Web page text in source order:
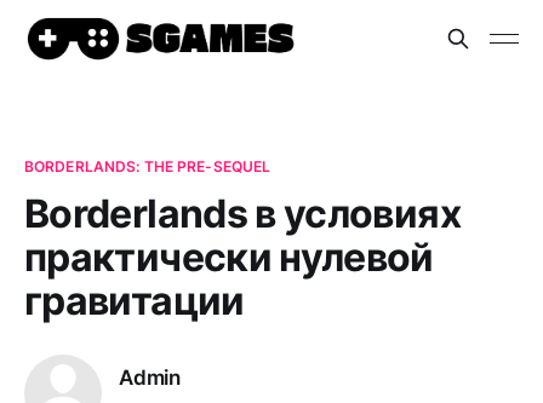
BORDERLANDS: THE PRE-SEQUEL
Borderlands в условиях
практически нулевой
гравитации
Admin